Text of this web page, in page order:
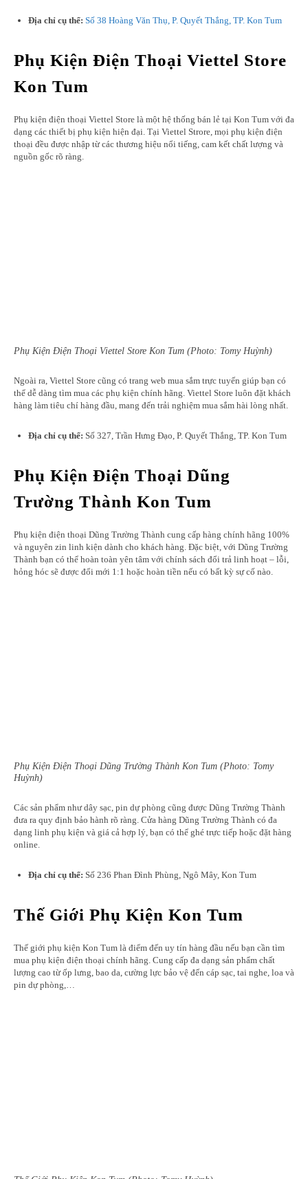
Địa chỉ cụ thể: Số 38 Hoàng Văn Thụ, P. Quyết Thắng, TP. Kon Tum
Phụ Kiện Điện Thoại Viettel Store
Kon Tum
Phụ kiện điện thoại Viettel Store là một hệ thống bán lẻ tại Kon Tum với đa
dạng các thiết bị phụ kiện hiện đại. Tại Viettel Strore, mọi phụ kiện điện
thoại đều được nhập từ các thương hiệu nổi tiếng, cam kết chất lượng và
nguồn gốc rõ ràng.
Phụ Kiện Điện Thoại Viettel Store Kon Tum (Photo: Tomy Huỳnh)
Ngoài ra, Viettel Store cũng có trang web mua sắm trực tuyến giúp bạn có
thể dễ dàng tìm mua các phụ kiện chính hãng. Viettel Store luôn đặt khách
hàng làm tiêu chí hàng đầu, mang đến trải nghiệm mua sắm hài lòng nhất.
Địa chỉ cụ thể: Số 327, Trần Hưng Đạo, P. Quyết Thắng, TP. Kon Tum
Phụ Kiện Điện Thoại Dũng
Trường Thành Kon Tum
Phụ kiện điện thoại Dũng Trường Thành cung cấp hàng chính hãng 100%
và nguyên zin linh kiện dành cho khách hàng. Đặc biệt, với Dũng Trường
Thành bạn có thể hoàn toàn yên tâm với chính sách đổi trả linh hoạt – lỗi,
hỏng hóc sẽ được đổi mới 1:1 hoặc hoàn tiền nếu có bất kỳ sự cố nào.
Phụ Kiện Điện Thoại Dũng Trường Thành Kon Tum (Photo: Tomy
Huỳnh)
Các sản phẩm như dây sạc, pin dự phòng cũng được Dũng Trường Thành
đưa ra quy định bảo hành rõ ràng. Cửa hàng Dũng Trường Thành có đa
dạng linh phụ kiện và giá cả hợp lý, bạn có thể ghé trực tiếp hoặc đặt hàng
online.
Địa chỉ cụ thể: Số 236 Phan Đình Phùng, Ngô Mây, Kon Tum
Thế Giới Phụ Kiện Kon Tum
Thế giới phụ kiện Kon Tum là điểm đến uy tín hàng đầu nếu bạn cần tìm
mua phụ kiện điện thoại chính hãng. Cung cấp đa dạng sản phẩm chất
lượng cao từ ốp lưng, bao da, cường lực bảo vệ đến cáp sạc, tai nghe, loa và
pin dự phòng,…